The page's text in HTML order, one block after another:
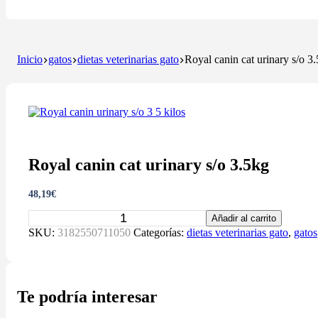
Inicio gatos dietas veterinarias gato Royal canin cat urinary s/o
Royal canin cat urinary s/o 3.5kg
48,19€
canin
cantidad
Añadir al carrito
SKU: 3182550711050 Categorías: dietas veterinarias gato, gatos
Te podría interesar